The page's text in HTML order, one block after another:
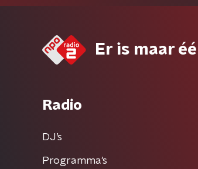
Er is maar
Radio
DJ’s
Programma's